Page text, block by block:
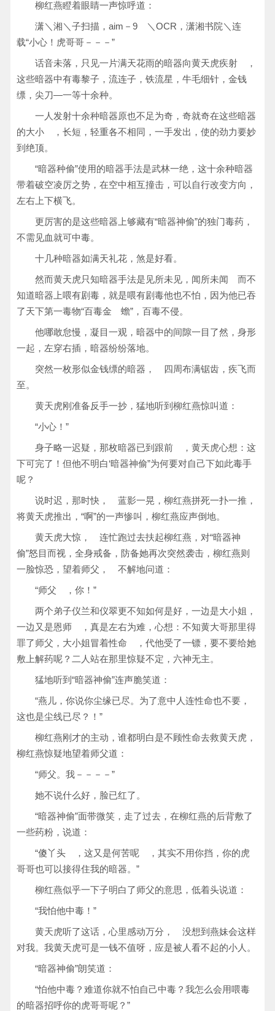
柳红燕瞪着眼睛一声惊呼道：
潇＼湘＼子扫描，aim－9 ＼OCR，潇湘书院＼连
载“小心！虎哥哥－－－”
话音未落，只见一片满天花雨的暗器向黄天虎疾射 ，
这些暗器中有毒黎子，流连子，铁流星，牛毛细针，金钱
缥，尖刀—一等十余种。
一人发射十余种暗器原也不足为奇，奇就奇在这些暗器
的大小 ，长短，轻重各不相同，一手发出，使的劲力要妙
到绝顶。
“暗器种偷”使用的暗器手法是武林一绝，这十余种暗器
带着破空凌厉之势，在空中相互撞击，可以自行改变方向，
左右上下横飞。
更厉害的是这些暗器上够藏有“暗器神偷”的独门毒药，
不需见血就可中毒。
十几种暗器如满天礼花，煞是好看。
然而黄天虎只知暗器手法是见所未见，闻所未闻 而不
知道暗器上喂有剧毒，就是喂有剧毒他也不怕，因为他已吞
了天下第一毒物“百毒金 蟾”，百毒不侵。
他哪敢怠慢，凝目一观，暗器中的间隙一目了然，身形
一起，左穿右插，暗器纷纷落地。
突然一枚形似金钱缥的暗器， 四周布满锯齿，疾飞而
至。
黄天虎刚准备反手一抄，猛地听到柳红燕惊叫道：
“小心！”
身子略一迟疑，那枚暗器已到跟前 ，黄天虎心想：这
下可完了！但他不明白‘暗器神偷”为何要对自己下如此毒手
呢？
说时迟，那时快， 蓝影一晃，柳红燕拼死一扑一推，
将黄天虎推出，“啊”的一声惨叫，柳红燕应声倒地。
黄天虎大惊， 连忙跑过去扶起柳红燕，对“暗器神
偷”怒目而视，全身戒备，防备她再次突然袭击，柳红燕则
一脸惊恐，望着师父， 不解地问道：
“师父 ，你！”
两个弟子仪兰和仪翠更不知如何是好，一边是大小姐，
一边又是恩师 ，真是左右为难，心想：不知黄大哥那里得
罪了师父，大小姐冒着性命 ，代他受了一镖，要不要给她
敷上解药呢？二人站在那里惊疑不定，六神无主。
猛地听到“暗器神偷”连声脆笑道：
“燕儿，你说你尘缘已尽。为了意中人连性命也不要，
这也是尘线已尽？！”
柳红燕刚才的主动，谁都明白是不顾性命去救黄天虎，
柳红燕惊疑地望着师父道：
“师父。我－－－－”
她不说什么好，脸已红了。
“暗器神偷”面带微笑，走了过去，在柳红燕的后背敷了
一些药粉，说道：
“傻丫头 ，这又是何苦呢 ，其实不用你挡，你的虎
哥哥也可以接得住我的暗器。”
柳红燕似乎一下子明白了师父的意思，低着头说道：
“我怕他中毒！”
黄天虎听了这话，心里感动万分， 没想到燕妹会这样
对我。我黄天虎可是一钱不值呀，应是被人看不起的小人。
“暗器神偷”朗笑道：
“怕他中毒？难道你就不怕自己中毒？我怎么会用喂毒
的暗器招呼你的虎哥哥呢？”